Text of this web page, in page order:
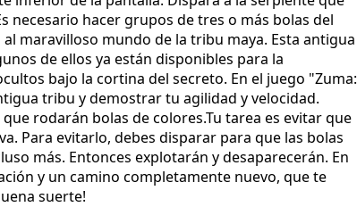
necesario hacer grupos de tres o más bolas del
maravilloso mundo de la tribu maya. Esta antigua
de ellos ya están disponibles para la
bajo la cortina del secreto. En el juego "Zuma:
tribu y demostrar tu agilidad y velocidad.
rodarán bolas de colores.Tu tarea es evitar que
Para evitarlo, debes disparar para que las bolas
más. Entonces explotarán y desaparecerán. En
y un camino completamente nuevo, que te
suerte!